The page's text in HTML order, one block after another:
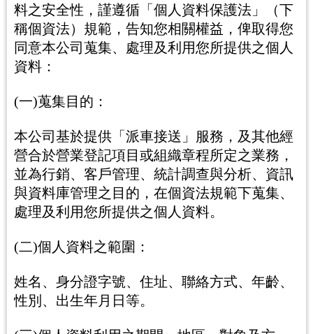
料之安全性，謹遵循「個人資料保護法」（下
稱個資法）規範，告知您相關權益，俾取得您
同意本公司蒐集、處理及利用您所提供之個人
資料：
(一)蒐集目的：
本公司基於提供「派車接送」服務，及其他經
營合於營業登記項目或組織章程所定之業務，
並為行銷、客戶管理、統計調查與分析、資訊
與資料庫管理之目的，在個資法規範下蒐集、
處理及利用您所提供之個人資料。
(二)個人資料之範圍：
姓名、身分證字號、住址、聯絡方式、年齡、
性別、出生年月日等。